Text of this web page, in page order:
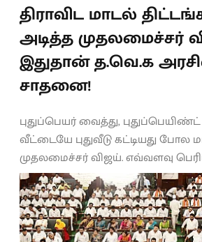
திராவிட மாடல்
அடித்த முதலமைச்சர்
இதுதான் த.வெ.க
சாதனை!
புதுப்பெயர் வைத்து,
வீட்டையே புதுவீடு கட்டியது போல
முதலமைச்சர் விஜய். எவ்வளவு